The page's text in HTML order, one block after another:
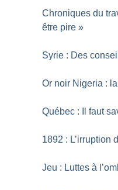
Chroniques du
être pire »
Syrie : Des
Or noir Nigeria : la
Québec : Il faut
1892 : L’irruption
Jeu : Luttes à